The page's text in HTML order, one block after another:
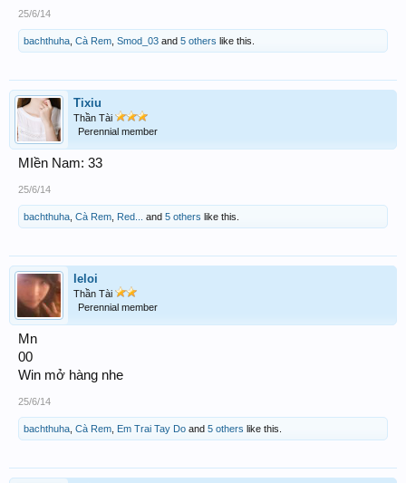
25/6/14
bachthuha Cà Rem Smod_03 and 5 others like this.
Tixiu
Thần Tài
Perennial member
MIền Nam: 33
25/6/14
bachthuha Cà Rem Red... and 5 others like this.
leloi
Thần Tài
Perennial member
Mn
00
Win mở hàng nhe
25/6/14
bachthuha Cà Rem Em Trai Tay Do and 5 others like this.